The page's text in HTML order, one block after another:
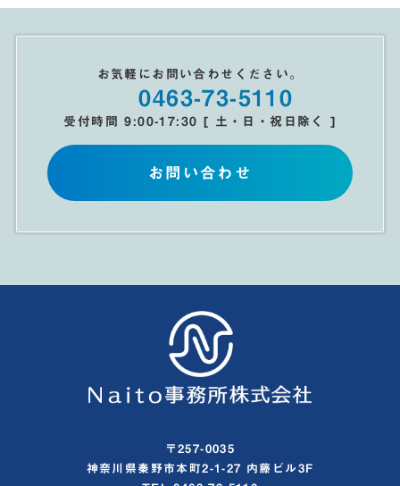
お気軽にお問い合わせください。
0463-73-5110
受付時間 9:00-17:30 [ 土・日・祝日除く ]
お問い合わせ
〒257-0035
神奈川県秦野市本町2-1-27 内藤ビル3F